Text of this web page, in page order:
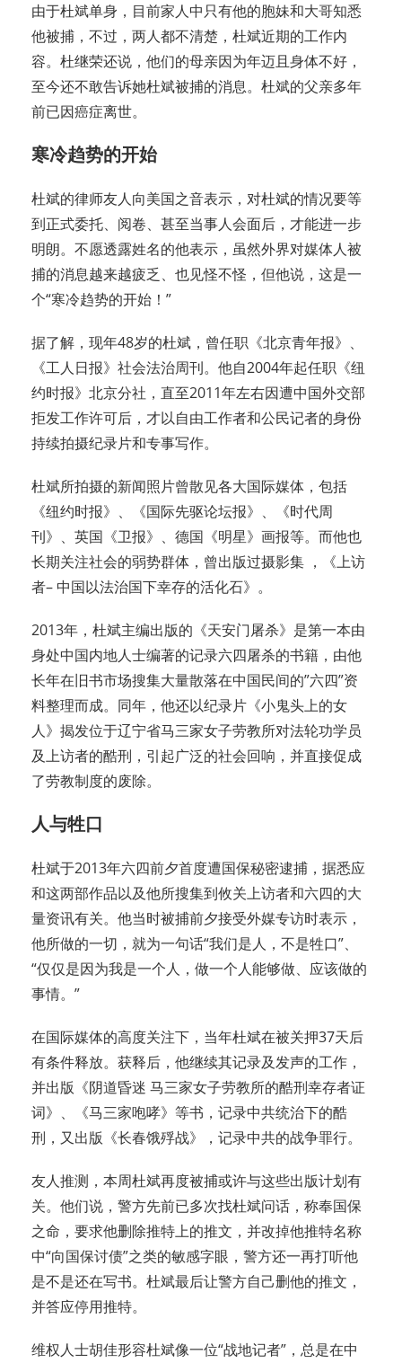
由于杜斌单身，目前家人中只有他的胞妹和大哥知悉
他被捕，不过，两人都不清楚，杜斌近期的工作内
容。杜继荣还说，他们的母亲因为年迈且身体不好，
至今还不敢告诉她杜斌被捕的消息。杜斌的父亲多年
前已因癌症离世。
寒冷趋势的开始
杜斌的律师友人向美国之音表示，对杜斌的情况要等
到正式委托、阅卷、甚至当事人会面后，才能进一步
明朗。不愿透露姓名的他表示，虽然外界对媒体人被
捕的消息越来越疲乏、也见怪不怪，但他说，这是一
个“寒冷趋势的开始！”
据了解，现年48岁的杜斌，曾任职《北京青年报》、
《工人日报》社会法治周刊。他自2004年起任职《纽
约时报》北京分社，直至2011年左右因遭中国外交部
拒发工作许可后，才以自由工作者和公民记者的身份
持续拍摄纪录片和专事写作。
杜斌所拍摄的新闻照片曾散见各大国际媒体，包括
《纽约时报》、《国际先驱论坛报》、《时代周
刊》、英国《卫报》、德国《明星》画报等。而他也
长期关注社会的弱势群体，曾出版过摄影集 ，《上访
者– 中国以法治国下幸存的活化石》。
2013年，杜斌主编出版的《天安门屠杀》是第一本由
身处中国内地人士编著的记录六四屠杀的书籍，由他
长年在旧书市场搜集大量散落在中国民间的”六四”资
料整理而成。同年，他还以纪录片《小鬼头上的女
人》揭发位于辽宁省马三家女子劳教所对法轮功学员
及上访者的酷刑，引起广泛的社会回响，并直接促成
了劳教制度的废除。
人与牲口
杜斌于2013年六四前夕首度遭国保秘密逮捕，据悉应
和这两部作品以及他所搜集到攸关上访者和六四的大
量资讯有关。他当时被捕前夕接受外媒专访时表示，
他所做的一切，就为一句话“我们是人，不是牲口”、
“仅仅是因为我是一个人，做一个人能够做、应该做的
事情。”
在国际媒体的高度关注下，当年杜斌在被关押37天后
有条件释放。获释后，他继续其记录及发声的工作，
并出版《阴道昏迷 马三家女子劳教所的酷刑幸存者证
词》、《马三家咆哮》等书，记录中共统治下的酷
刑，又出版《长春饿殍战》，记录中共的战争罪行。
友人推测，本周杜斌再度被捕或许与这些出版计划有
关。他们说，警方先前已多次找杜斌问话，称奉国保
之命，要求他删除推特上的推文，并改掉他推特名称
中“向国保讨债”之类的敏感字眼，警方还一再打听他
是不是还在写书。杜斌最后让警方自己删他的推文，
并答应停用推特。
维权人士胡佳形容杜斌像一位“战地记者”，总是在中